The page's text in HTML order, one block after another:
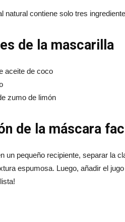
natural contiene solo tres
de la mascarilla
aceite de coco
zumo de limón
de la máscara
un pequeño recipiente, separar la
espumosa. Luego, añadir el